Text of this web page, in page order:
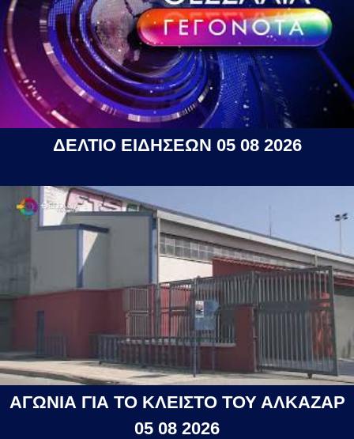
ΔΕΛΤΙΟ ΕΙΔΗΣΕΩΝ 05 08 2026
ΑΓΩΝΙΑ ΓΙΑ ΤΟ ΚΛΕΙΣΤΟ ΤΟΥ ΑΛΚΑΖΑΡ
05 08 2026